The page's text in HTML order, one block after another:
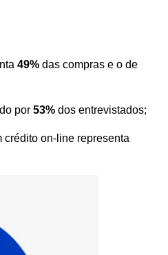
49% das compras e o de
por53% dos entrevistados;
on-line representa